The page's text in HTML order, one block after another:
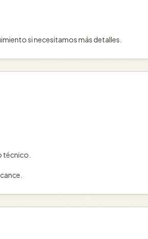
si necesitamos más detalles.
técnico.